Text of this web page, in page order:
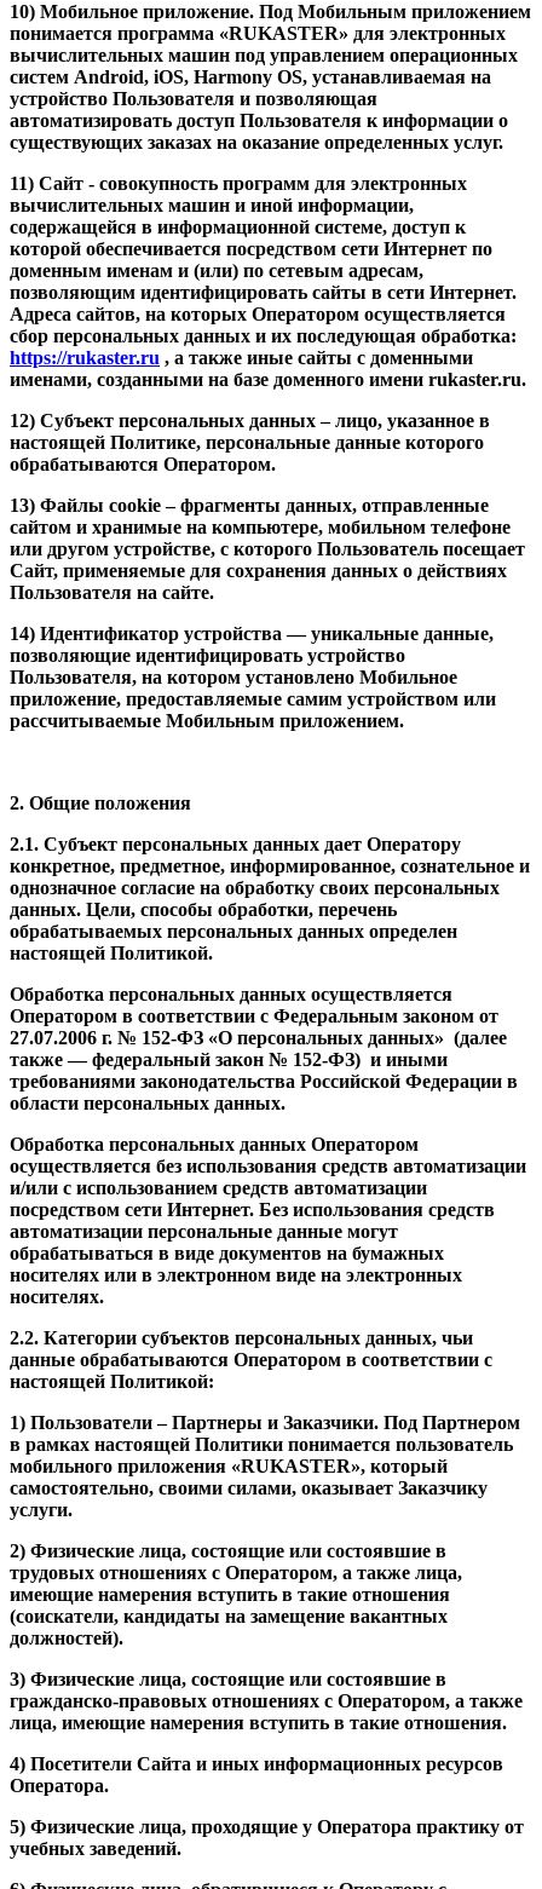
10) Мобильное приложение. Под Мобильным приложением
понимается программа «RUKASTER» для электронных
вычислительных машин под управлением операционных
систем Android, iOS, Harmony OS, устанавливаемая на
устройство Пользователя и позволяющая
автоматизировать доступ Пользователя к информации о
существующих заказах на оказание определенных услуг.
11) Сайт - совокупность программ для электронных
вычислительных машин и иной информации,
содержащейся в информационной системе, доступ к
которой обеспечивается посредством сети Интернет по
доменным именам и (или) по сетевым адресам,
позволяющим идентифицировать сайты в сети Интернет.
Адреса сайтов, на которых Оператором осуществляется
сбор персональных данных и их последующая обработка:
https://rukaster.ru , а также иные сайты с доменными
именами, созданными на базе доменного имени rukaster.ru.
12) Субъект персональных данных – лицо, указанное в
настоящей Политике, персональные данные которого
обрабатываются Оператором.
13) Файлы cookie – фрагменты данных, отправленные
сайтом и хранимые на компьютере, мобильном телефоне
или другом устройстве, с которого Пользователь посещает
Сайт, применяемые для сохранения данных о действиях
Пользователя на сайте.
14) Идентификатор устройства — уникальные данные,
позволяющие идентифицировать устройство
Пользователя, на котором установлено Мобильное
приложение, предоставляемые самим устройством или
рассчитываемые Мобильным приложением.
2. Общие положения
2.1. Субъект персональных данных дает Оператору
конкретное, предметное, информированное, сознательное и
однозначное согласие на обработку своих персональных
данных. Цели, способы обработки, перечень
обрабатываемых персональных данных определен
настоящей Политикой.
Обработка персональных данных осуществляется
Оператором в соответствии с Федеральным законом от
27.07.2006 г. № 152-ФЗ «О персональных данных» (далее
также — федеральный закон № 152-ФЗ) и иными
требованиями законодательства Российской Федерации в
области персональных данных.
Обработка персональных данных Оператором
осуществляется без использования средств автоматизации
и/или с использованием средств автоматизации
посредством сети Интернет. Без использования средств
автоматизации персональные данные могут
обрабатываться в виде документов на бумажных
носителях или в электронном виде на электронных
носителях.
2.2. Категории субъектов персональных данных, чьи
данные обрабатываются Оператором в соответствии с
настоящей Политикой:
1) Пользователи – Партнеры и Заказчики. Под Партнером
в рамках настоящей Политики понимается пользователь
мобильного приложения «RUKASTER», который
самостоятельно, своими силами, оказывает Заказчику
услуги.
2) Физические лица, состоящие или состоявшие в
трудовых отношениях с Оператором, а также лица,
имеющие намерения вступить в такие отношения
(соискатели, кандидаты на замещение вакантных
должностей).
3) Физические лица, состоящие или состоявшие в
гражданско-правовых отношениях с Оператором, а также
лица, имеющие намерения вступить в такие отношения.
4) Посетители Сайта и иных информационных ресурсов
Оператора.
5) Физические лица, проходящие у Оператора практику от
учебных заведений.